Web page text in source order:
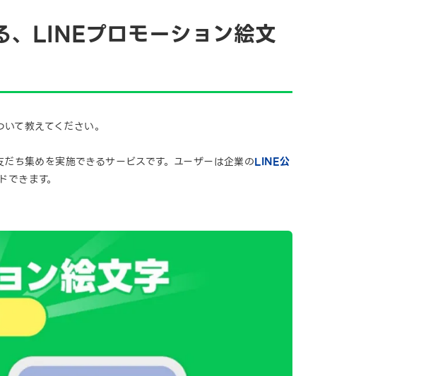
、LINEプロモーション絵文
て教えてください。
ち集めを実施できるサービスです。ユーザーは企業のLINE公
きます。